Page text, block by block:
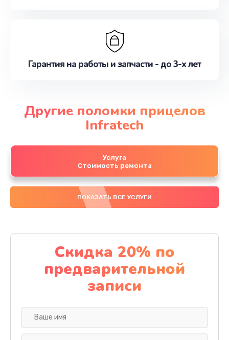
Гарантия на работы и запчасти - до 3-х лет
Другие поломки прицелов
Infratech
Услуга
Стоимость ремонта
ПОКАЗАТЬ ВСЕ УСЛУГИ
Скидка 20% по
предварительной
записи